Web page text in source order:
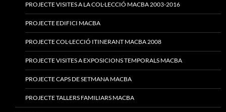
PROJECTE VISITES A LA COL·LECCIÓ MACBA 2003-2016
PROJECTE EDIFICI MACBA
PROJECTE COL·LECCIÓ ITINERANT MACBA 2008
PROJECTE VISITES A EXPOSICIONS TEMPORALS MACBA
PROJECTE CAPS DE SETMANA MACBA
PROJECTE TALLERS FAMILIARS MACBA